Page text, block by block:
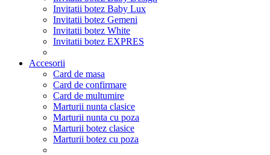
Invitatii botez Baby Lux
Invitatii botez Gemeni
Invitatii botez White
Invitatii botez EXPRES
Accesorii
Card de masa
Card de confirmare
Card de multumire
Marturii nunta clasice
Marturii nunta cu poza
Marturii botez clasice
Marturii botez cu poza